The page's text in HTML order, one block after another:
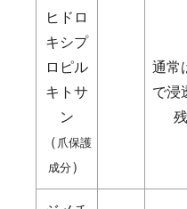
ヒドロ
キシプ
ロピル
キトサ
ン
（ 爪保護
成分）
通常
で浸